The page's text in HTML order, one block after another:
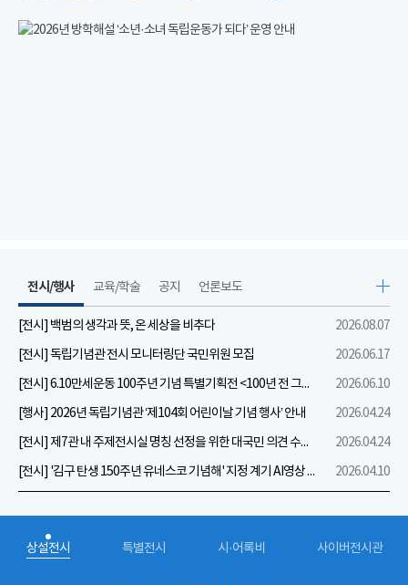
전시/행사
[전시] 백범의 생각과 뜻, 온 세상을 비추다
2026.08.07
[전시] 독립기념관 전시 모니터링단 국민위원 모집
2026.06.17
[전시] 6.10만세운동 100주년 기념 특별기획전 <100년 전 그날을 보다: 6.10만세운동>
2026.06.10
[행사] 2026년 독립기념관 ‘제104회 어린이날 기념 행사’ 안내
2026.04.24
[전시] 제7관 내 주제전시실 명칭 선정을 위한 대국민 의견 수렴 실시
2026.04.24
[전시] '김구 탄생 150주년 유네스코 기념해' 지정 계기 AI영상 국민공모 개최 안내
2026.04.10
교육/학술 공지 언론보도
상설전시 특별전시 시·어록비 사이버전시관